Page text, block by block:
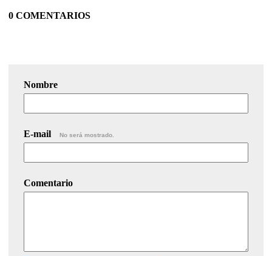
0 COMENTARIOS
Nombre
E-mail No será mostrado.
Comentario